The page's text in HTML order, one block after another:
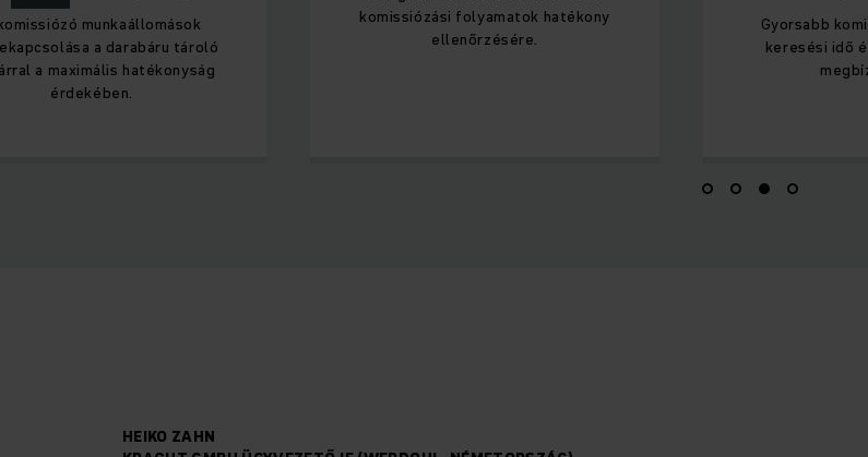
munkaállomások
a darabáru tároló
a maximális hatékonyság
érdekében.
komissiózási folyamatok hatékony
ellenőrzésére.
Gyorsabb
keresési idő
HEIKO ZAHN